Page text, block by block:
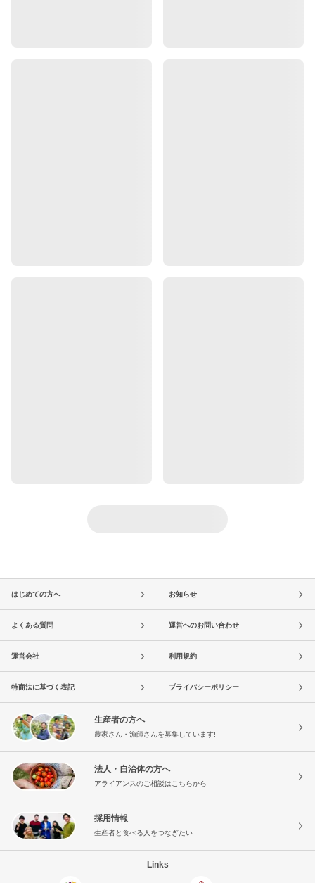
はじめての方へ お知らせ
よくある質問 運営へのお問い合わせ
運営会社 利用規約
特商法に基づく表記 プライバシーポリシー
生産者の方へ
農家さん・漁師さんを募集しています!
法人・自治体の方へ
アライアンスのご相談はこちらから
採用情報
生産者と食べる人をつなぎたい
Links